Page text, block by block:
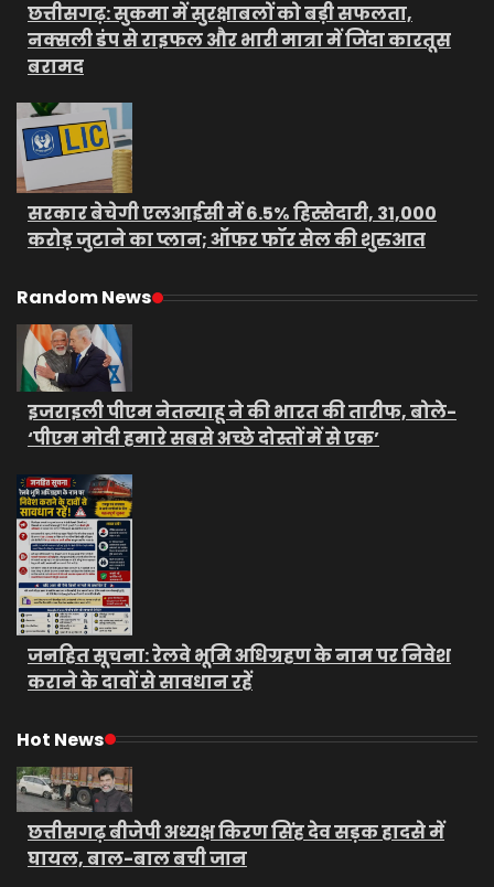
छत्तीसगढ़: सुकमा में सुरक्षाबलों को बड़ी सफलता,
नक्सली डंप से राइफल और भारी मात्रा में जिंदा कारतूस
बरामद
सरकार बेचेगी एलआईसी में 6.5% हिस्सेदारी, 31,000
करोड़ जुटाने का प्लान; ऑफर फॉर सेल की शुरुआत
Random News
इजराइली पीएम नेतन्याहू ने की भारत की तारीफ, बोले-
‘पीएम मोदी हमारे सबसे अच्छे दोस्तों में से एक’
जनहित सूचना: रेलवे भूमि अधिग्रहण के नाम पर निवेश
कराने के दावों से सावधान रहें
Hot News
छत्तीसगढ़ बीजेपी अध्यक्ष किरण सिंह देव सड़क हादसे में
घायल, बाल-बाल बची जान